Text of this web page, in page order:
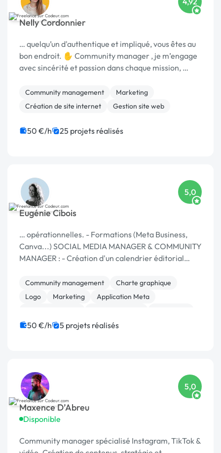
Nelly Cordonnier
… quelqu’un d'authentique et impliqué, vous êtes au
bon endroit. ✋ Community manager , je m’engage
avec sincérité et passion dans chaque mission, …
Community management
Marketing
Création de site internet
Gestion site web
50 €/h 25 projets réalisés
Eugénie Cibois
5,0
… opérationnelles. - Formations (Meta Business,
Canva...) SOCIAL MEDIA MANAGER & COMMUNITY
MANAGER : - Création d'un calendrier éditorial
Community management
Charte graphique
Logo
Marketing
Application Meta
Photoshop
Print (flyer, plaquette, affiche...)
50 €/h 5 projets réalisés
Maxence D’Abreu
Disponible
5,0
Community manager spécialisé Instagram, TikTok &